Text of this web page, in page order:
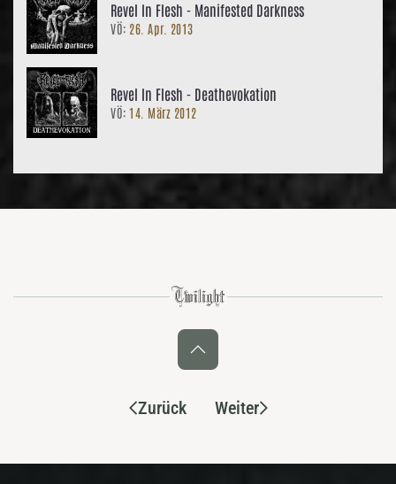
Revel In Flesh - Manifested Darkness
VÖ: 26. Apr. 2013
Revel In Flesh - Deathevokation
VÖ: 14. März 2012
Zurück Weiter